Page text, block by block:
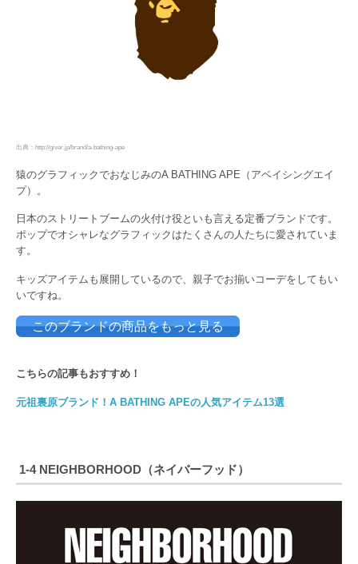
出典：http://giver.jp/brand/a-bathing-ape
猿のグラフィックでおなじみのA BATHING APE（アベイシングエイ
プ）。
日本のストリートブームの火付け役といも言える定番ブランドです。
ポップでオシャレなグラフィックはたくさんの人たちに愛されていま
す。
キッズアイテムも展開しているので、親子でお揃いコーデをしてもい
いですね。
このブランドの商品をもっと見る
こちらの記事もおすすめ！
元祖裏原ブランド！A BATHING APEの人気アイテム13選
1-4 NEIGHBORHOOD（ネイバーフッド）